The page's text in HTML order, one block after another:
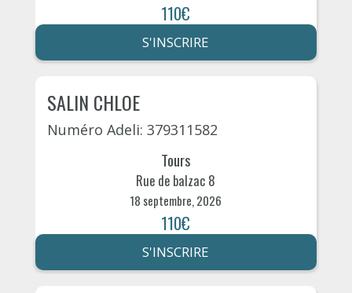
110€
S'INSCRIRE
SALIN CHLOE
Numéro Adeli: 379311582
Tours
Rue de balzac 8
18 septembre, 2026
110€
S'INSCRIRE